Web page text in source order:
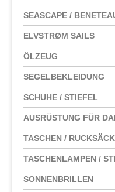
SEASCAPE /
ELVSTRØM SAILS
ÖLZEUG
SEGELBEKLEIDUNG
SCHUHE / STIEFEL
AUSRÜSTUNG FÜR
TASCHEN /
TASCHENLAMPEN /
SONNENBRILLEN